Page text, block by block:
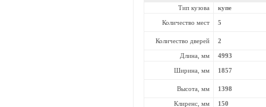
Тип кузова
купе
Количество мест 5
Количество дверей 2
Длина, мм 4993
Ширина, мм 1857
Высота, мм 1398
Клиренс, мм
150